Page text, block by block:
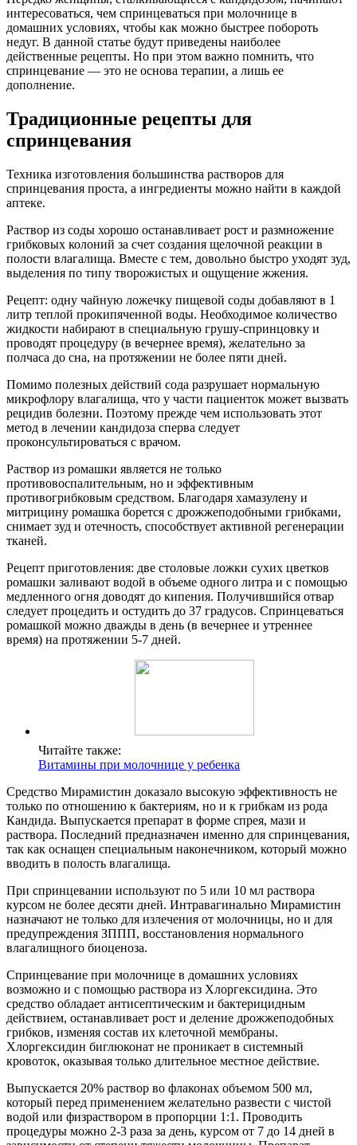
интересоваться, чем спринцеваться при молочнице в
домашних условиях, чтобы как можно быстрее побороть
недуг. В данной статье будут приведены наиболее
действенные рецепты. Но при этом важно помнить, что
спринцевание — это не основа терапии, а лишь ее
дополнение.
Традиционные рецепты для
спринцевания
Техника изготовления большинства растворов для
спринцевания проста, а ингредиенты можно найти в каждой
аптеке.
Раствор из соды хорошо останавливает рост и размножение
грибковых колоний за счет создания щелочной реакции в
полости влагалища. Вместе с тем, довольно быстро уходят зуд,
выделения по типу творожистых и ощущение жжения.
Рецепт: одну чайную ложечку пищевой соды добавляют в 1
литр теплой прокипяченной воды. Необходимое количество
жидкости набирают в специальную грушу-спринцовку и
проводят процедуру (в вечернее время), желательно за
полчаса до сна, на протяжении не более пяти дней.
Помимо полезных действий сода разрушает нормальную
микрофлору влагалища, что у части пациенток может вызвать
рецидив болезни. Поэтому прежде чем использовать этот
метод в лечении кандидоза сперва следует
проконсультироваться с врачом.
Раствор из ромашки является не только
противовоспалительным, но и эффективным
противогрибковым средством. Благодаря хамазулену и
митрицину ромашка борется с дрожжеподобными грибками,
снимает зуд и отечность, способствует активной регенерации
тканей.
Рецепт приготовления: две столовые ложки сухих цветков
ромашки заливают водой в объеме одного литра и с помощью
медленного огня доводят до кипения. Получившийся отвар
следует процедить и остудить до 37 градусов. Спринцеваться
ромашкой можно дважды в день (в вечернее и утреннее
время) на протяжении 5-7 дней.
Читайте также:
Витамины при молочнице у ребенка
Средство Мирамистин доказало высокую эффективность не
только по отношению к бактериям, но и к грибкам из рода
Кандида. Выпускается препарат в форме спрея, мази и
раствора. Последний предназначен именно для спринцевания,
так как оснащен специальным наконечником, который можно
вводить в полость влагалища.
При спринцевании используют по 5 или 10 мл раствора
курсом не более десяти дней. Интравагинально Мирамистин
назначают не только для излечения от молочницы, но и для
предупреждения ЗППП, восстановления нормального
влагалищного биоценоза.
Спринцевание при молочнице в домашних условиях
возможно и с помощью раствора из Хлоргексидина. Это
средство обладает антисептическим и бактерицидным
действием, останавливает рост и деление дрожжеподобных
грибков, изменяя состав их клеточной мембраны.
Хлоргексидин биглюконат не проникает в системный
кровоток, оказывая только длительное местное действие.
Выпускается 20% раствор во флаконах объемом 500 мл,
который перед применением желательно развести с чистой
водой или физраствором в пропорции 1:1. Проводить
процедуры можно 2-3 раза за день, курсом от 7 до 14 дней в